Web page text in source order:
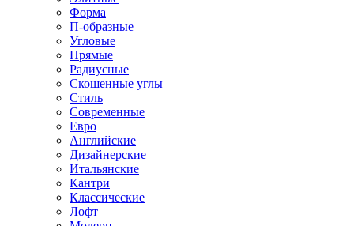
Форма
П-образные
Угловые
Прямые
Радиусные
Скошенные углы
Стиль
Современные
Евро
Английские
Дизайнерские
Итальянские
Кантри
Классические
Лофт